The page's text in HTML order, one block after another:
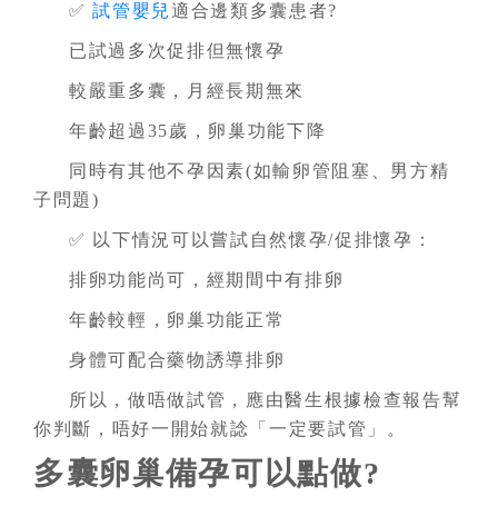
✅試管嬰兒適合邊類多囊患者?
已試過多次促排但無懷孕
較嚴重多囊，月經長期無來
年齡超過35歲，卵巢功能下降
同時有其他不孕因素(如輸卵管阻塞、男方精
子問題)
✅ 以下情況可以嘗試自然懷孕/促排懷孕：
排卵功能尚可，經期間中有排卵
年齡較輕，卵巢功能正常
身體可配合藥物誘導排卵
所以，做唔做試管，應由醫生根據檢查報告幫
你判斷，唔好一開始就諗「一定要試管」。
多囊卵巢備孕可以點做?